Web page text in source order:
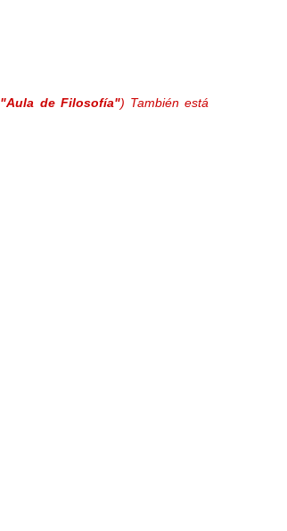
"Aula de Filosofía") También está